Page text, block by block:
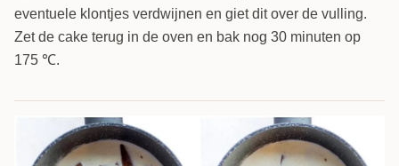
eventuele klontjes verdwijnen en giet dit over de vulling.
Zet de cake terug in de oven en bak nog 30 minuten op
175 ℃.